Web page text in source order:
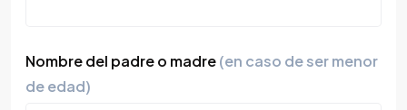
Nombre del padre o madre(en caso de ser menor
de edad)